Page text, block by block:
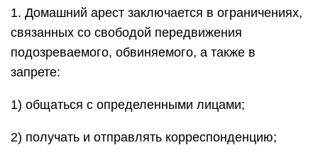
1. Домашний арест заключается в ограничениях,
связанных со свободой передвижения
подозреваемого, обвиняемого, а также в
запрете:
1) общаться с определенными лицами;
2) получать и отправлять корреспонденцию;